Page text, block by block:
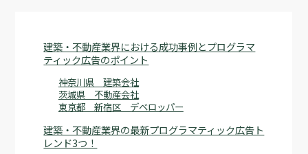
建築・不動産業界における成功事例とプログラマ
ティック広告のポイント
神奈川県 建築会社
茨城県 不動産会社
東京都 新宿区 デベロッパー
建築・不動産業界の最新プログラマティック広告ト
レンド3つ！